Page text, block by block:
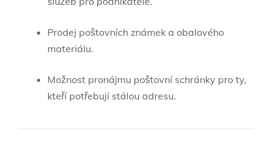
Prodej poštovních známek a obalového
materiálu.
Možnost pronájmu poštovní schránky pro ty,
kteří potřebují stálou adresu.